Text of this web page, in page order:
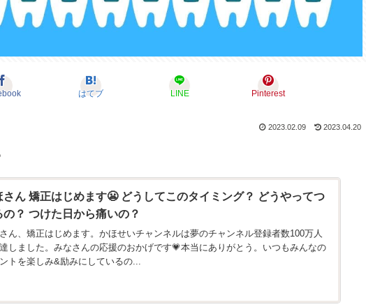
はてブ LINE Pinterest
2023.02.09 2023.04.20
さん 矯正はじめます😬 どうしてこのタイミング？ どうやってつ
の？ つけた日から痛いの？
ん、矯正はじめます。かほせいチャンネルは夢のチャンネル登録者数100万人
しました。みなさんの応援のおかげです💗本当にありがとう。いつもみんなの
トを楽しみ&励みにしているの...